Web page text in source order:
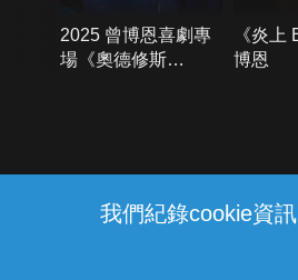
我們紀錄cookie資
2025 曾博恩喜劇專
場《奧德修斯
《炎上
博恩